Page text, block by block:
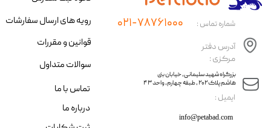
​ایمیل :
آدرس دفتر
مرکزی :
info@petabad.com
​​بزرگراه شهید سلیمانی، خیابان بنی
هاشم پلاک ۲۰۲ ، طبقه چهارم، واحد ۴۳
شماره تماس : ۰۲۱-۷۸۷۶۱۰۰۰
رویه های ارسال سفارشات
قوانین و مقررات
سوالات متداول
تماس با ما
درباره ما